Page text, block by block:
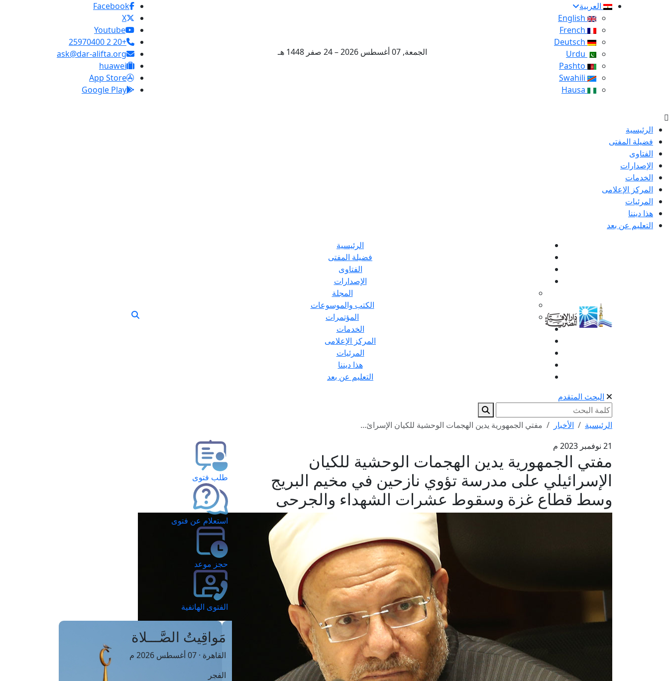
العربية
الجمعة, 07 أغسطس 2026 – 24 صفر 1448 هـ
Facebook
X
Youtube
+20 2 25970400
ask@dar-alifta.org
huawei
App Store
Google Play
الرئيسية
فضيلة المفتى
الفتاوى
الإصدارات
الخدمات
المركز الإعلامى
المرئيات
هذا ديننا
التعليم عن بعد
الرئيسية
فضيلة المفتى
الفتاوى
الإصدارات
المجلة
الكتب والموسوعات
المؤتمرات
الخدمات
المركز الإعلامى
المرئيات
هذا ديننا
التعليم عن بعد
البحث المتقدم
الرئيسية الأخبار
مفتي الجمهورية يدين الهجمات الوحشية للكيان الإسرائ...
21 نوفمبر 2023 م
مفتي الجمهورية يدين الهجمات الوحشية للكيان
الإسرائيلي على مدرسة تؤوي نازحين في مخيم البريج
وسط قطاع غزة وسقوط عشرات الشهداء والجرحى
طلب فتوى
استعلام عن فتوى
حجز موعد
الفتوى الهاتفية
مَواقِيتُ الصَّـــلاة
القاهرة · 07 أغسطس 2026 م
الفجر